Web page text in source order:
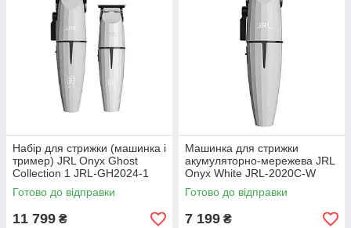
Набір для стрижки (машинка і
тример) JRL Onyx Ghost
Collection 1 JRL-GH2024-1
Готово до відправки
11 799 ₴
Машинка для стрижки
акумуляторно-мережева JRL
Onyx White JRL-2020C-W
Готово до відправки
7 199 ₴